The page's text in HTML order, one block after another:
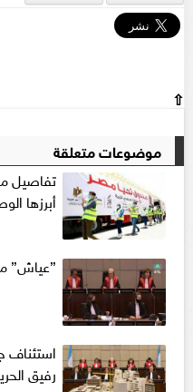
⇧
موضوعات متعلقة
تفاصيل
أبرزها الوصول
”عياش”
استئناف
رفيق